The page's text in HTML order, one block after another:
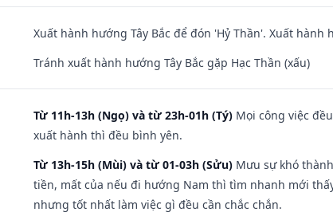
Xuất hành hướng Tây Bắc để đón 'Hỷ Thần'. Xuất
Tránh xuất hành hướng Tây Bắc gặp Hạc Thần (xấu)
Từ 11h-13h (Ngọ) và từ 23h-01h (Tý) Mọi công việc
xuất hành thì đều bình yên.
Từ 13h-15h (Mùi) và từ 01-03h (Sửu) Mưu sự khó
tiền, mất của nếu đi hướng Nam thì tìm nhanh mới
nhưng tốt nhất làm việc gì đều cần chắc chắn.